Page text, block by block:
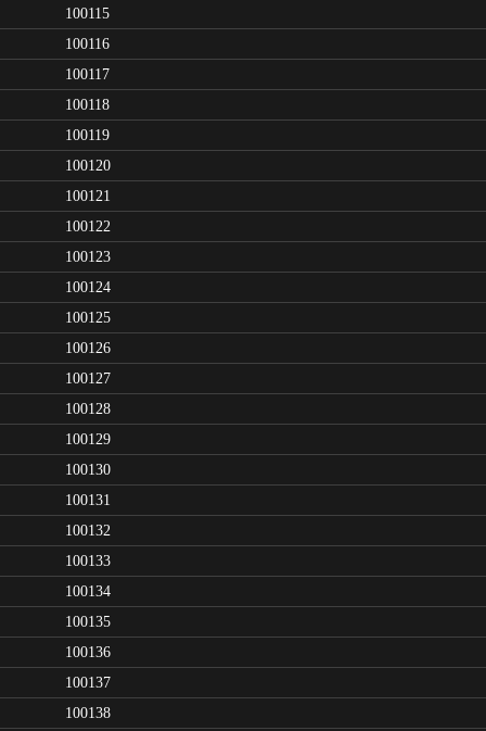
100115
100116
100117
100118
100119
100120
100121
100122
100123
100124
100125
100126
100127
100128
100129
100130
100131
100132
100133
100134
100135
100136
100137
100138